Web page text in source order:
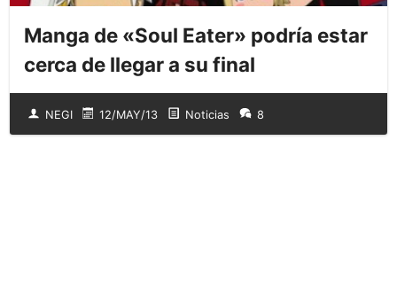
Manga de «Soul Eater» podría estar
cerca de llegar a su final
NEGI 12/MAY/13 Noticias 8